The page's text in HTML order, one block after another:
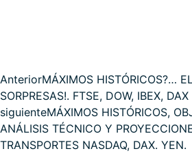
AnteriorMÁXIMOS HISTÓRICOS?…
SORPRESAS!. FTSE, DOW, IBEX, DAX
siguienteMÁXIMOS HISTÓRICOS,
ANÁLISIS TÉCNICO Y
TRANSPORTES NASDAQ, DAX. YEN.